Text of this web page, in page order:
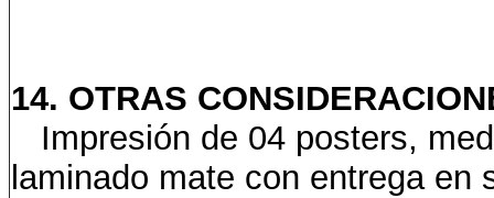
14. OTRAS
Impresión de 04 posters,
laminado mate con entrega en